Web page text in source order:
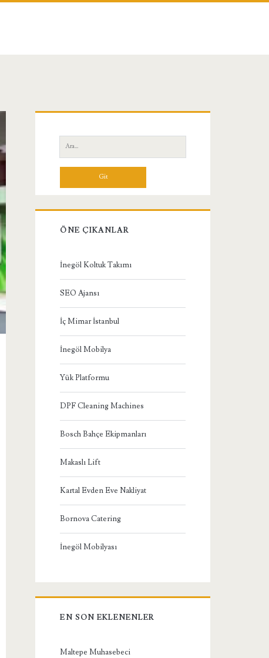
Yan
Menü
Ara:
ÖNE ÇIKANLAR
İnegöl Koltuk Takımı
SEO Ajansı
İç Mimar İstanbul
İnegöl Mobilya
Yük Platformu
DPF Cleaning Machines
Bosch Bahçe Ekipmanları
Makaslı Lift
Kartal Evden Eve Nakliyat
Bornova Catering
İnegöl Mobilyası
EN SON EKLENENLER
Maltepe Muhasebeci